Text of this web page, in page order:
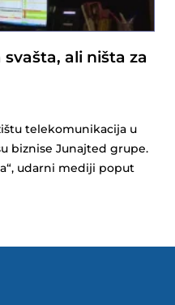
ali ništa za
telekomunikacija u
biznise Junajted grupe.
udarni mediji poput